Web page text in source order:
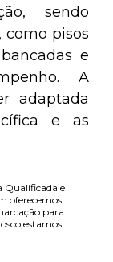
sendo
como pisos
e
A
adaptada
e as
Qualificada e
oferecemos
para